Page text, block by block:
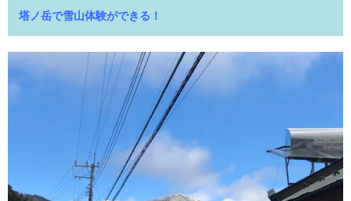
塔ノ岳で雪山体験ができる！